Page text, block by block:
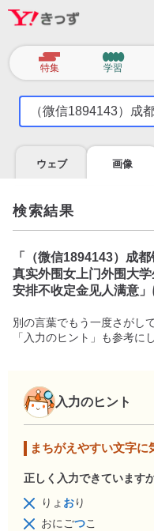
カ
テ
特集 学習
気
を
調
べ
よ
う
ウェブ 画像
検索結果
「
（微信1894143）成
真实外围女上门外围大
安排不收定金见人满意
別の言葉でもう一度さがし
「入力のヒント」も参考に
入力のヒント
まちがえやすい文字に
正しく入力できています
りょ おり
おにごつこ